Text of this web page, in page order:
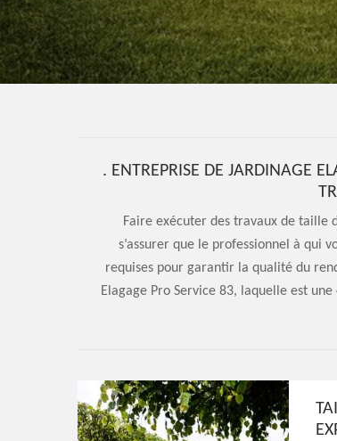
. ENTREPRISE DE JARDINAGE
Faire exécuter des travaux de taille
s’assurer que le professionnel à qui
requises pour garantir la qualité du
Elagage Pro Service 83, laquelle est